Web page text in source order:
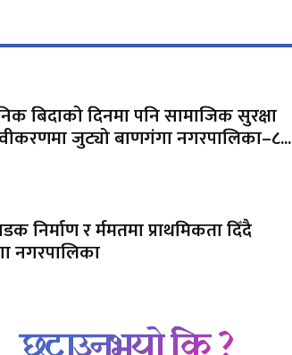
बिदाको दिनमा पनि सामाजिक सुरक्षा
जुट्यो बाणगंगा नगरपालिका–८...
निर्माण र र्ममतमा प्राथमिकता दिँदै
नगरपालिका